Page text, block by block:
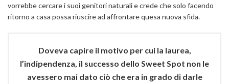
vorrebbe cercare i suoi genitori naturali e crede che solo facendo
ritorno a casa possa riuscire ad affrontare quesa nuova sfida.
Doveva capire il motivo per cui la laurea,
l’indipendenza, il successo dello Sweet Spot non le
avessero mai dato ciò che era in grado di darle